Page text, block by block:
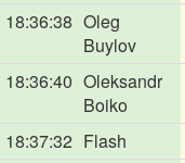
18:36:38 Oleg
Buylov
18:36:40 Oleksandr
Boiko
18:37:32 Flash